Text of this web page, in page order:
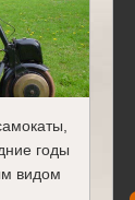
годы
видом